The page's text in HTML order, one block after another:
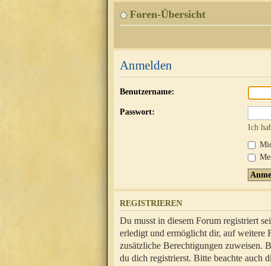
Foren-Übersicht
Anmelden
Benutzername:
Passwort:
Ich
REGISTRIEREN
Du musst in diesem Forum registriert
erledigt und ermöglicht dir, auf weitere
zusätzliche Berechtigungen zuweisen.
du dich registrierst. Bitte beachte auch